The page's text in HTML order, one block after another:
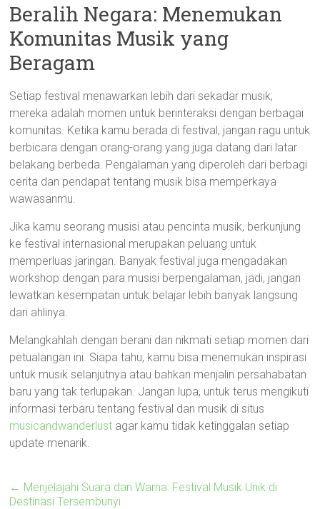
Beralih Negara: Menemukan
Komunitas Musik yang
Beragam
Setiap festival menawarkan lebih dari sekadar musik;
mereka adalah momen untuk berinteraksi dengan berbagai
komunitas. Ketika kamu berada di festival, jangan ragu untuk
berbicara dengan orang-orang yang juga datang dari latar
belakang berbeda. Pengalaman yang diperoleh dari berbagi
cerita dan pendapat tentang musik bisa memperkaya
wawasanmu.
Jika kamu seorang musisi atau pencinta musik, berkunjung
ke festival internasional merupakan peluang untuk
memperluas jaringan. Banyak festival juga mengadakan
workshop dengan para musisi berpengalaman, jadi, jangan
lewatkan kesempatan untuk belajar lebih banyak langsung
dari ahlinya.
Melangkahlah dengan berani dan nikmati setiap momen dari
petualangan ini. Siapa tahu, kamu bisa menemukan inspirasi
untuk musik selanjutnya atau bahkan menjalin persahabatan
baru yang tak terlupakan. Jangan lupa, untuk terus mengikuti
informasi terbaru tentang festival dan musik di situs
musicandwanderlust agar kamu tidak ketinggalan setiap
update menarik.
← Menjelajahi Suara dan Warna: Festival Musik Unik di
Destinasi Tersembunyi